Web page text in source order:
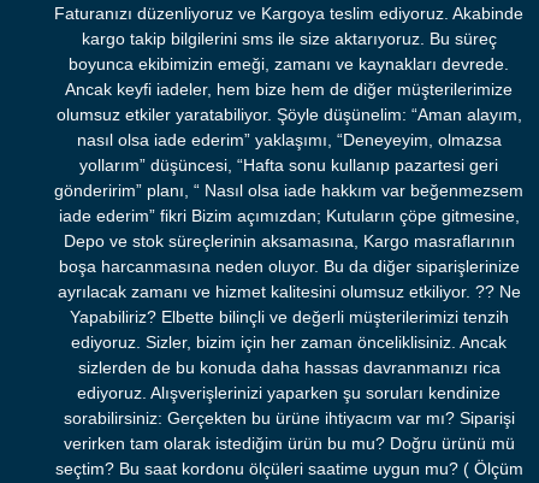
Faturanızı düzenliyoruz ve Kargoya teslim ediyoruz. Akabinde
kargo takip bilgilerini sms ile size aktarıyoruz. Bu süreç
boyunca ekibimizin emeği, zamanı ve kaynakları devrede.
Ancak keyfi iadeler, hem bize hem de diğer müşterilerimize
olumsuz etkiler yaratabiliyor. Şöyle düşünelim: “Aman alayım,
nasıl olsa iade ederim” yaklaşımı, “Deneyeyim, olmazsa
yollarım” düşüncesi, “Hafta sonu kullanıp pazartesi geri
gönderirim” planı, “ Nasıl olsa iade hakkım var beğenmezsem
iade ederim” fikri Bizim açımızdan; Kutuların çöpe gitmesine,
Depo ve stok süreçlerinin aksamasına, Kargo masraflarının
boşa harcanmasına neden oluyor. Bu da diğer siparişlerinize
ayrılacak zamanı ve hizmet kalitesini olumsuz etkiliyor. ?? Ne
Yapabiliriz? Elbette bilinçli ve değerli müşterilerimizi tenzih
ediyoruz. Sizler, bizim için her zaman önceliklisiniz. Ancak
sizlerden de bu konuda daha hassas davranmanızı rica
ediyoruz. Alışverişlerinizi yaparken şu soruları kendinize
sorabilirsiniz: Gerçekten bu ürüne ihtiyacım var mı? Siparişi
verirken tam olarak istediğim ürün bu mu? Doğru ürünü mü
seçtim? Bu saat kordonu ölçüleri saatime uygun mu? ( Ölçüm